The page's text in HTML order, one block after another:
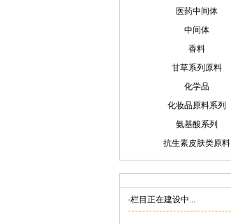
医药中间体
中间体
香料
甘草系列原料
化学品
化妆品原料系列
氨基酸系列
抗生素皮肤类原料
·栏目正在建设中...